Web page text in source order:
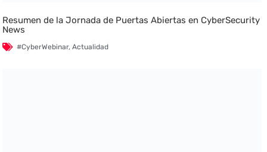
Resumen de la Jornada de Puertas Abiertas en CyberSecurity
News
#CyberWebinar,Actualidad